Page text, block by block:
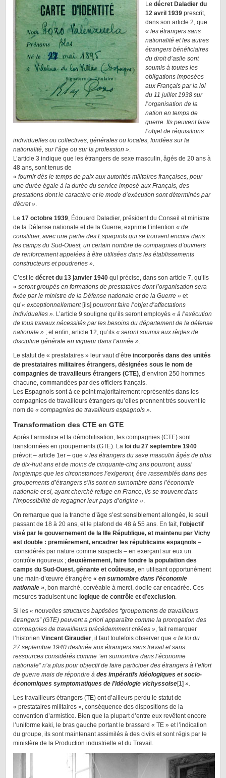
Le décret Daladier du
12 avril 1939 prescrit,
dans son article 2, que
« les étrangers sans
nationalité et les autres
étrangers bénéficiaires
du droit d’asile sont
soumis à toutes les
obligations imposées
aux Français par la loi
du 11 juillet 1938 sur
l’organisation de la
nation en temps de
guerre. Ils peuvent faire
l’objet de réquisitions
individuelles ou collectives, générales ou locales, fondées sur la
nationalité, sur l’âge ou sur la profession ».
L’article 3 indique que les étrangers de sexe masculin, âgés de 20 ans à
48 ans, sont tenus de
« fournir dès le temps de paix aux autorités militaires françaises, pour
une durée égale à la durée du service imposé aux Français, des
prestations dont le caractère et le mode d’exécution sont déterminés par
décret ».
Le 17 octobre 1939, Édouard Daladier, président du Conseil et ministre
de la Défense nationale et de la Guerre, exprime l’intention « de
constituer, avec une partie des Espagnols qui se trouvent encore dans
les camps du Sud-Ouest, un certain nombre de compagnies d’ouvriers
de renforcement appelées à être utilisées dans les établissements
constructeurs et poudreries ».
C’est le décret du 13 janvier 1940 qui précise, dans son article 7, qu’ils
« seront groupés en formations de prestataires dont l’organisation sera
fixée par le ministre de la Défense nationale et de la Guerre » et
qu’« exceptionnellement[ils] pourront faire l’objet d’affectations
individuelles ». L’article 9 souligne qu’ils seront employés « à l’exécution
de tous travaux nécessités par les besoins du département de la défense
nationale » ; et enfin, article 12, qu’ils « seront soumis aux règles de
discipline générale en vigueur dans l’armée ».
Le statut de « prestataires » leur vaut d’être incorporés dans des unités
de prestataires militaires étrangers, désignées sous le nom de
compagnies de travailleurs étrangers (CTE), d’environ 250 hommes
chacune, commandées par des officiers français.
Les Espagnols sont à ce point majoritairement représentés dans les
compagnies de travailleurs étrangers qu’elles prennent très souvent le
nom de « compagnies de travailleurs espagnols ».
Transformation des CTE en GTE
Après l’armistice et la démobilisation, les compagnies (CTE) sont
transformées en groupements (GTE). La loi du 27 septembre 1940
prévoit – article 1er – que « les étrangers du sexe masculin âgés de plus
de dix-huit ans et de moins de cinquante-cinq ans pourront, aussi
longtemps que les circonstances l’exigeront, être rassemblés dans des
groupements d’étrangers s’ils sont en surnombre dans l’économie
nationale et si, ayant cherché refuge en France, ils se trouvent dans
l’impossibilité de regagner leur pays d’origine ».
On remarque que la tranche d’âge s’est sensiblement allongée, le seuil
passant de 18 à 20 ans, et le plafond de 48 à 55 ans. En fait, l’objectif
visé par le gouvernement de la IIIe République, et maintenu par Vichy
est double : premièrement, encadrer les républicains espagnols –
considérés par nature comme suspects – en exerçant sur eux un
contrôle rigoureux ; deuxièmement, faire fondre la population des
camps du Sud-Ouest, gênante et coûteuse, en utilisant opportunément
une main-d’œuvre étrangère « en surnombre dans l’économie
nationale », bon marché, corvéable à merci, docile car encadrée. Ces
mesures traduisent une logique de contrôle et d’exclusion.
Si les « nouvelles structures baptisées “groupements de travailleurs
étrangers” (GTE) peuvent a priori apparaître comme la prorogation des
compagnies de travailleurs précédemment créées », fait remarquer
l’historien Vincent Giraudier, il faut toutefois observer que « la loi du
27 septembre 1940 destinée aux étrangers sans travail et sans
ressources considérés comme “en surnombre dans l’économie
nationale” n’a plus pour objectif de faire participer des étrangers à l’effort
de guerre mais de répondre à des impératifs idéologiques et socio-
économiques symptomatiques de l’idéologie vichyssoise[1] ».
Les travailleurs étrangers (TE) ont d’ailleurs perdu le statut de
« prestataires militaires », conséquence des dispositions de la
convention d’armistice. Bien que la plupart d’entre eux revêtent encore
l’uniforme kaki, le bras gauche portant le brassard « TE » et l’indication
du groupe, ils sont maintenant assimilés à des civils et sont régis par le
ministère de la Production industrielle et du Travail.